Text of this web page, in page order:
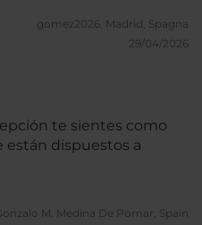
gomez2026. Madrid, Spagna
29/04/2026
te sientes como
están dispuestos a
M. Medina De Pomar, Spain